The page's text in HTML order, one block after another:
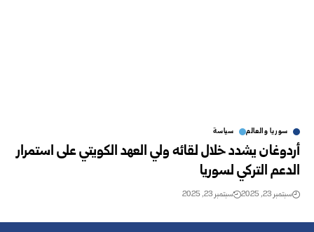
سوريا والعالم سياسة
أردوغان يشدد خلال لقائه ولي العهد الكويتي على استمرار
الدعم التركي لسوريا
سبتمبر 23, 2025 سبتمبر 23, 2025